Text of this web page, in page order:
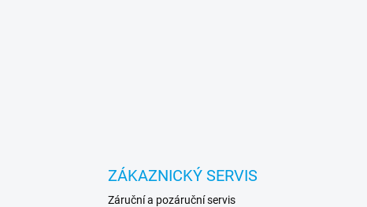
ZÁKAZNICKÝ SERVIS
Záruční a pozáruční servis